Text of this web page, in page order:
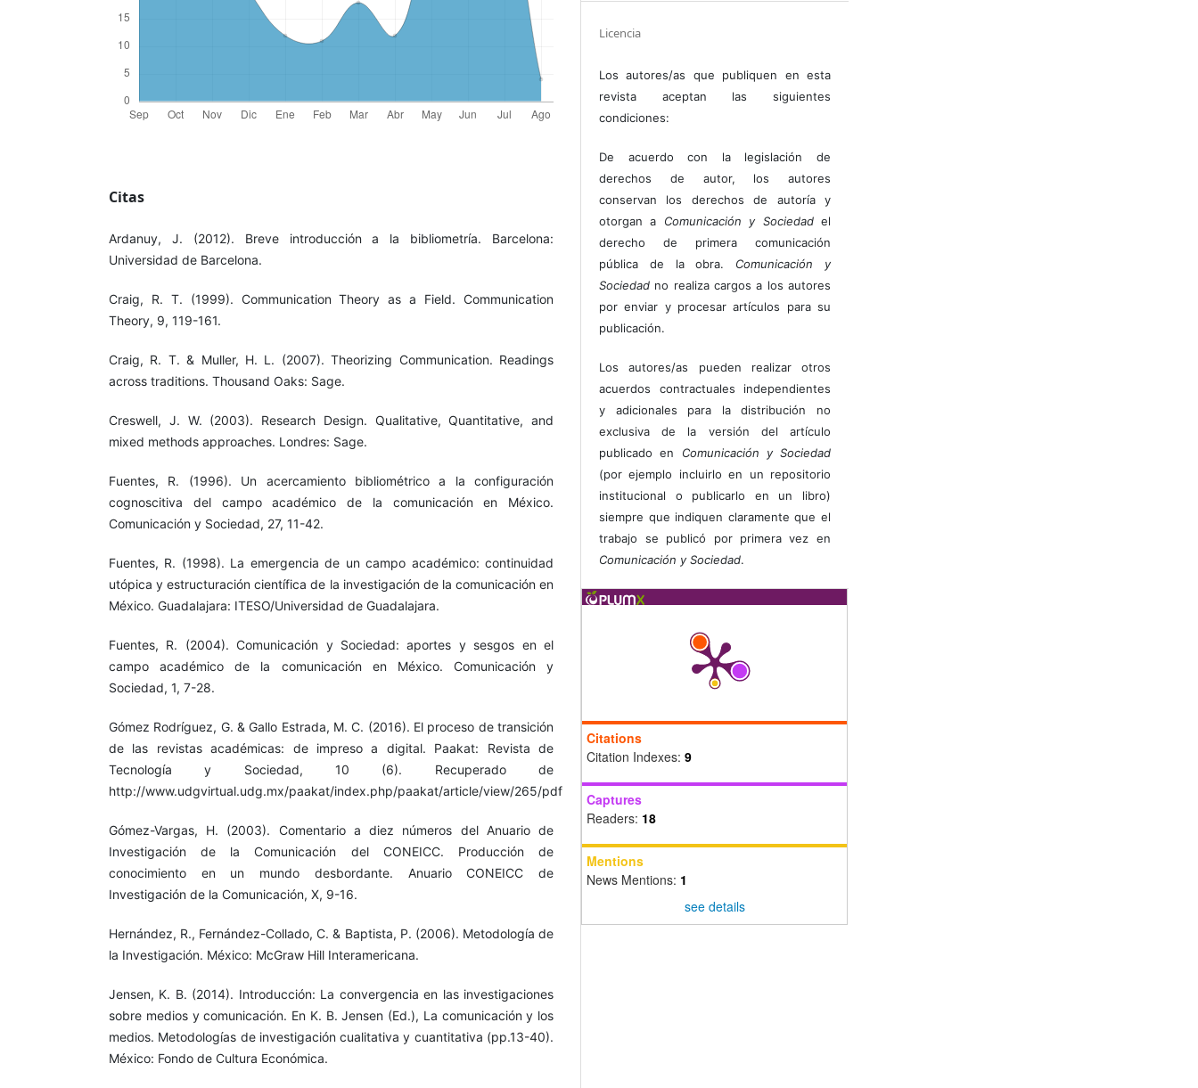
Citas
Ardanuy, J. (2012). Breve introducción a la bibliometría. Barcelona:
Universidad de Barcelona.
Craig, R. T. (1999). Communication Theory as a Field. Communication
Theory, 9, 119-161.
Craig, R. T. & Muller, H. L. (2007). Theorizing Communication. Readings
across traditions. Thousand Oaks: Sage.
Creswell, J. W. (2003). Research Design. Qualitative, Quantitative, and
mixed methods approaches. Londres: Sage.
Fuentes, R. (1996). Un acercamiento bibliométrico a la configuración
cognoscitiva del campo académico de la comunicación en México.
Comunicación y Sociedad, 27, 11-42.
Fuentes, R. (1998). La emergencia de un campo académico: continuidad
utópica y estructuración científica de la investigación de la comunicación en
México. Guadalajara: ITESO/Universidad de Guadalajara.
Fuentes, R. (2004). Comunicación y Sociedad: aportes y sesgos en el
campo académico de la comunicación en México. Comunicación y
Sociedad, 1, 7-28.
Gómez Rodríguez, G. & Gallo Estrada, M. C. (2016). El proceso de transición
de las revistas académicas: de impreso a digital. Paakat: Revista de
Tecnología y Sociedad, 10 (6). Recuperado de
http://www.udgvirtual.udg.mx/paakat/index.php/paakat/article/view/265/pdf
Gómez-Vargas, H. (2003). Comentario a diez números del Anuario de
Investigación de la Comunicación del CONEICC. Producción de
conocimiento en un mundo desbordante. Anuario CONEICC de
Investigación de la Comunicación, X, 9-16.
Hernández, R., Fernández-Collado, C. & Baptista, P. (2006). Metodología de
la Investigación. México: McGraw Hill Interamericana.
Jensen, K. B. (2014). Introducción: La convergencia en las investigaciones
sobre medios y comunicación. En K. B. Jensen (Ed.), La comunicación y los
medios. Metodologías de investigación cualitativa y cuantitativa (pp.13-40).
México: Fondo de Cultura Económica.
Licencia
Los autores/as que publiquen en esta
revista aceptan las siguientes
condiciones:
De acuerdo con la legislación de
derechos de autor, los autores
conservan los derechos de autoría y
otorgan a Comunicación y Sociedadel
derecho de primera comunicación
pública de la obra. Comunicación y
Sociedad no realiza cargos a los autores
por enviar y procesar artículos para su
publicación.
Los autores/as pueden realizar otros
acuerdos contractuales independientes
y adicionales para la distribución no
exclusiva de la versión del artículo
publicado en Comunicación y Sociedad
(por ejemplo incluirlo en un repositorio
institucional o publicarlo en un libro)
siempre que indiquen claramente que el
trabajo se publicó por primera vez en
Comunicación y Sociedad.
Citations
Citation Indexes: 9
Captures
Readers: 18
Mentions
News Mentions: 1
see details